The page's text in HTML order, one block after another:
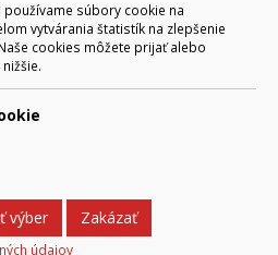
používame súbory cookie na
vytvárania štatistík na zlepšenie
cookies môžete prijať alebo
výber Zakázať
údajov
gen. M. R. Štefánika 1, Brezno
301, 048/28 56 302 Email:
Brezno. Technický prevádzkovateľ:
12/136 Žiar nad Hronom 965 01
stranka.sk
Ochrana osobných údajov